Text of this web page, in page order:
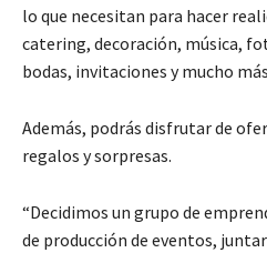
lo que necesitan para hacer
catering, decoración, música,
bodas, invitaciones y mucho
Además, podrás disfrutar de
regalos y sorpresas.
“Decidimos un grupo de
de producción de eventos,